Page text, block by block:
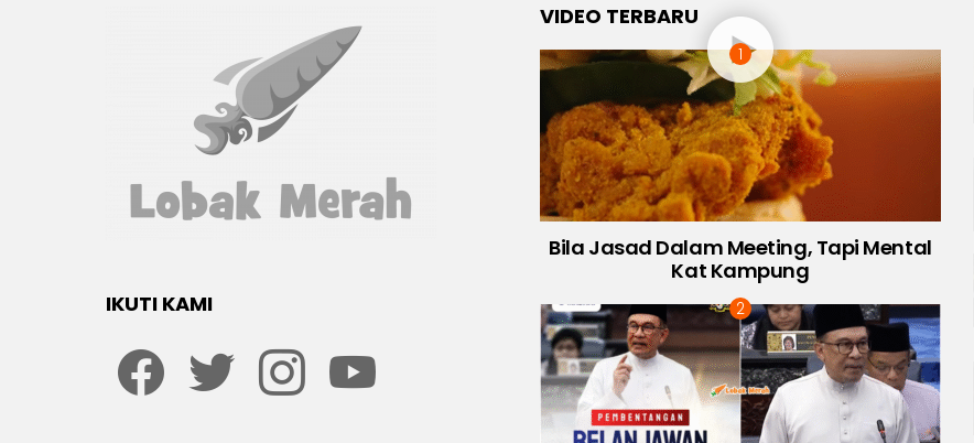
IKUTI KAMI
VIDEO TERBARU
Bila Jasad Dalam Meeting, Tapi Mental
Kat Kampung